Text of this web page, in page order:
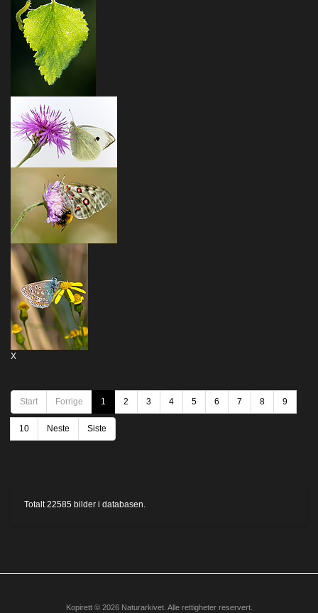
X
Start Forrige 1 2 3 4 5 6 7 8 9
10 Neste Siste
Totalt 22585 bilder i databasen.
Kopirett © 2026 Naturarkivet. Alle rettigheter reservert.